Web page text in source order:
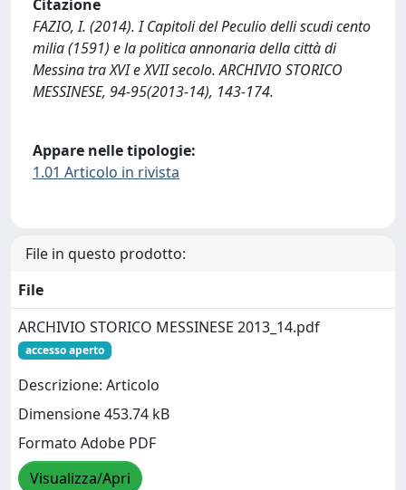
Citazione
FAZIO, I. (2014). I Capitoli del Peculio delli scudi cento
milia (1591) e la politica annonaria della città di
Messina tra XVI e XVII secolo. ARCHIVIO STORICO
MESSINESE, 94-95(2013-14), 143-174.
Appare nelle tipologie:
1.01 Articolo in rivista
File in questo prodotto:
File
ARCHIVIO STORICO MESSINESE 2013_14.pdf
accesso aperto
Descrizione: Articolo
Dimensione 453.74 kB
Formato Adobe PDF
Visualizza/Apri